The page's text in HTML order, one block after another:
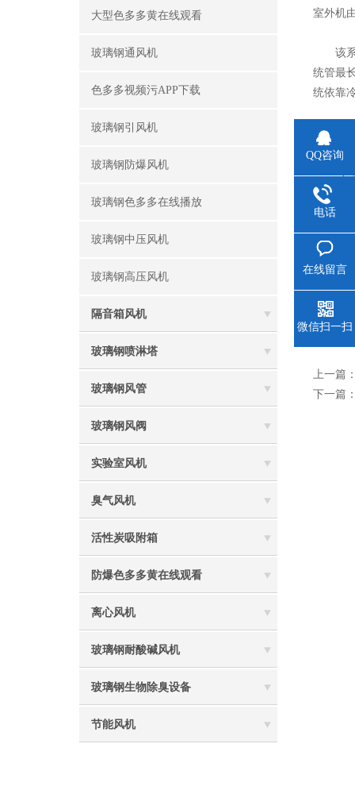
大型色多多黄在线观看
玻璃钢通风机
色多多视频污APP下载
玻璃钢引风机
玻璃钢防爆风机
玻璃钢色多多在线播放
玻璃钢中压风机
玻璃钢高压风机
隔音箱风机
玻璃钢喷淋塔
玻璃钢风管
玻璃钢风阀
实验室风机
臭气风机
活性炭吸附箱
防爆色多多黄在线观看
离心风机
玻璃钢耐酸碱风机
玻璃钢生物除臭设备
节能风机
室外机由
该系统
统管最
统依靠冷
防爆风
2、前
4、
温度低
5
花，
上一篇
下一篇
QQ咨询
电话
在线留言
微信扫一扫